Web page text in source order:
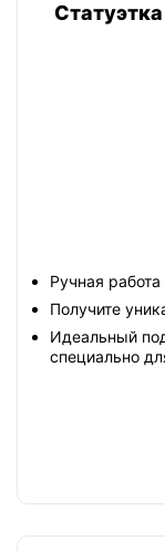
Ручная работа
Получите
Идеальный
специально